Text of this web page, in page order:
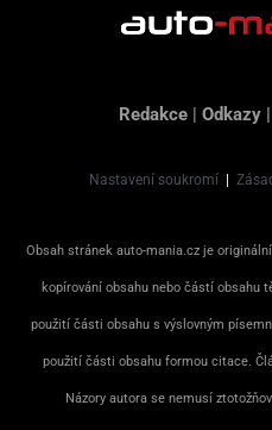
Redakce | Odkazy |
Nastavení soukromí
Obsah stránek auto-mania.cz je
kopírování obsahu nebo částí obsahu
použití části obsahu s výslovným
použití části obsahu formou citace.
Názory autora se nemusí